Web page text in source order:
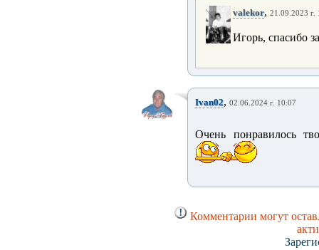
valekor, 21.09.2023 г.
Игорь, спасибо
Ivan02, 02.06.2024 г. 10:07
Очень понравилось
Комментарии могут